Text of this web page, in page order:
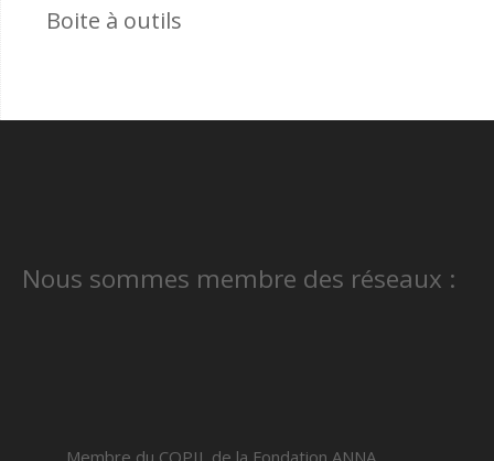
Boite à outils
Nous sommes membre des réseaux :